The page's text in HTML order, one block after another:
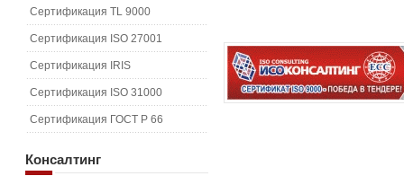
Сертификация TL 9000
Сертификация ISO 27001
Сертификация IRIS
Сертификация ISO 31000
Сертификация ГОСТ Р 66
Консалтинг